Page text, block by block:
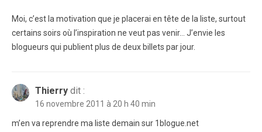
Moi, c’est la motivation que je placerai en tête de la liste, surtout
certains soirs où l’inspiration ne veut pas venir… J’envie les
blogueurs qui publient plus de deux billets par jour.
Thierry dit :
16 novembre 2011 à 20 h 40 min
m’en va reprendre ma liste demain sur 1blogue.net